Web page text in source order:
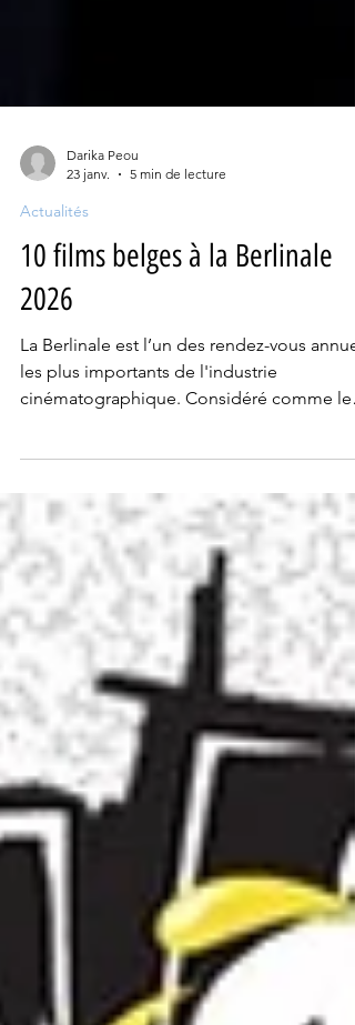
23 janv.
Actualités
10 films belges à la Berlinale
2026
La Berlinale est l’un des rendez-vous
les plus importants de l'industrie
plus politique parmi les festivals majeurs de
films, il s’agit d’un endroit où sont mis en
lumière les échanges interculturels ainsi
l’exploration critique des problèmes
sociétaux à travers le médium du cinéma.
Nous vous proposons un bref aperçu du
programme de cette 76ème édition en
listant les 10 sélections belges de cette
année qui mettent en avan